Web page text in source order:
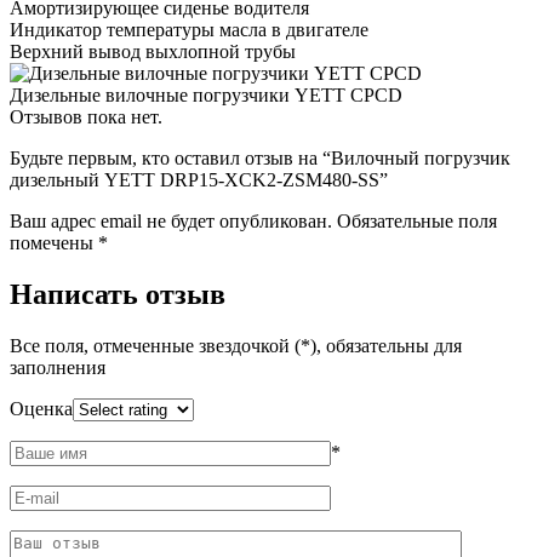
Амортизирующее сиденье водителя
Индикатор температуры масла в двигателе
Верхний вывод выхлопной трубы
Дизельные вилочные погрузчики YETT CPCD
Отзывов пока нет.
Будьте первым, кто оставил отзыв на “Вилочный погрузчик
дизельный YETT DRP15-XCK2-ZSM480-SS”
Ваш адрес email не будет опубликован. Обязательные поля
помечены *
Написать отзыв
Все поля, отмеченные звездочкой (*), обязательны для
заполнения
Оценка
*